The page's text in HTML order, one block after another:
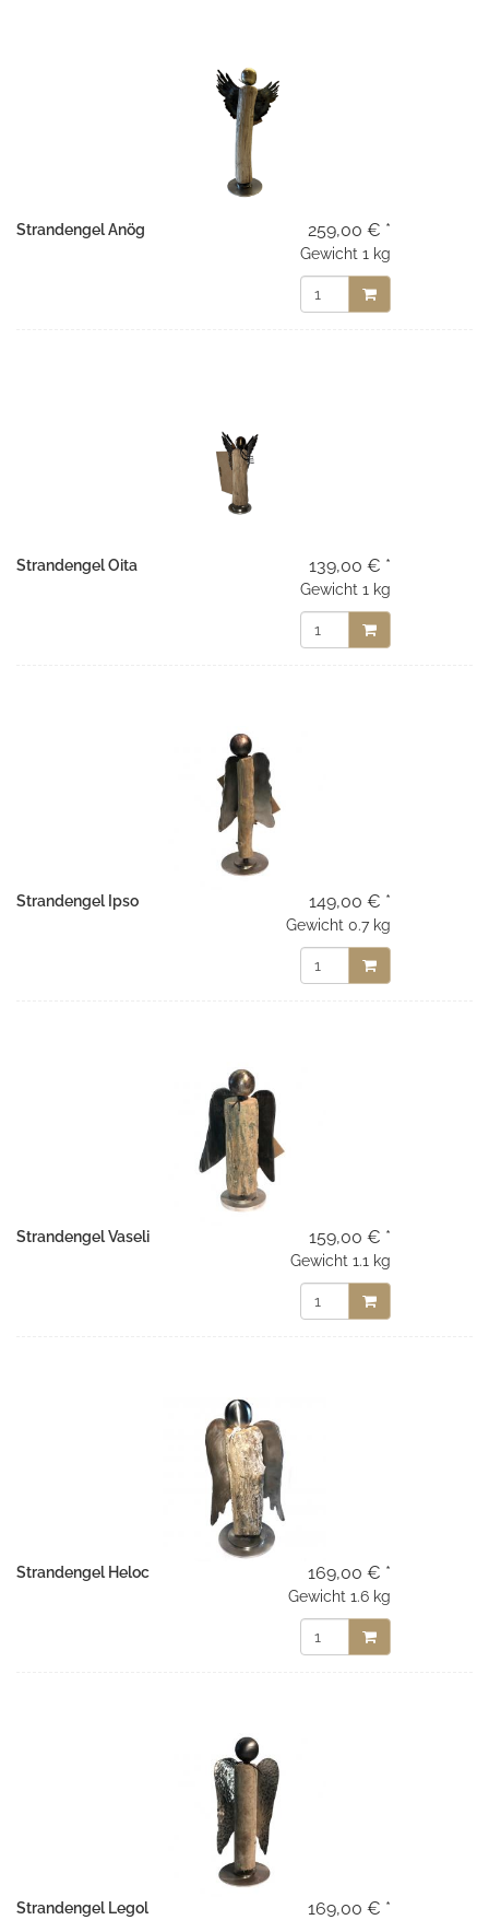
Strandengel Anög 259,00 € *
Gewicht 1 kg
Strandengel Oita 139,00 € *
Gewicht 1 kg
Strandengel Ipso 149,00 € *
Gewicht 0.7 kg
Strandengel Vaseli 159,00 € *
Gewicht 1.1 kg
Strandengel Heloc 169,00 € *
Gewicht 1.6 kg
Strandengel Legol 169,00 € *